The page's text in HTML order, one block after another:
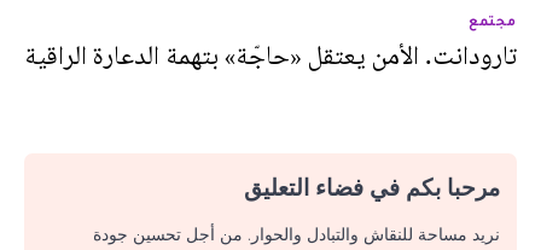
مجتمع
تارودانت. الأمن يعتقل «حاجّة» بتهمة الدعارة الراقية
مرحبا بكم في فضاء التعليق
نريد مساحة للنقاش والتبادل والحوار. من أجل تحسين جودة